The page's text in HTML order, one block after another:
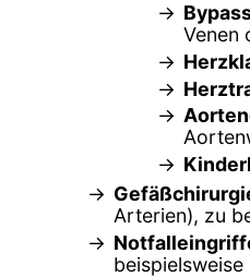
Venen
Arterien), zu